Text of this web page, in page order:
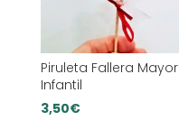
Piruleta Fallera Mayor
Infantil
3,50€